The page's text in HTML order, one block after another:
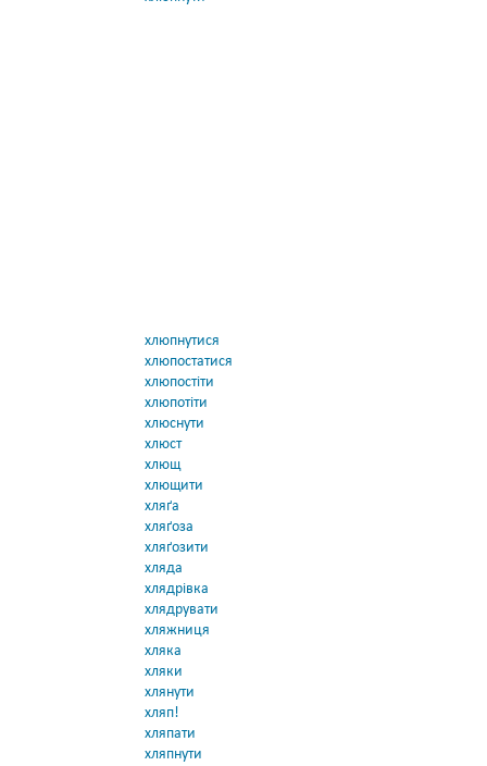
хлюпнутися
хлюпостатися
хлюпостіти
хлюпотіти
хлюснути
хлюст
хлющ
хлющити
хляґа
хляґоза
хляґозити
хляда
хлядрівка
хлядрувати
хляжниця
хляка
хляки
хлянути
хляп!
хляпати
хляпнути